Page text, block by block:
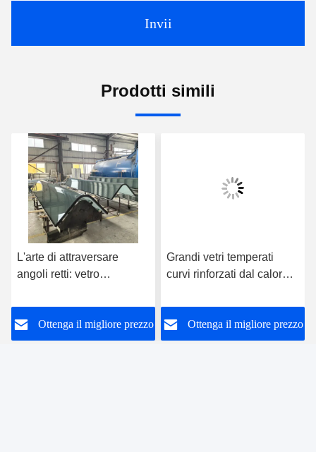
Invii
Prodotti simili
L'arte di attraversare
angoli retti: vetro
gradi, ridisegna lo spazio
con un'estetica senza
soluzione di continuità
Ottenga il migliore prezzo
Grandi vetri temperati
curvi rinforzati dal calore
Ottenga il migliore prezzo